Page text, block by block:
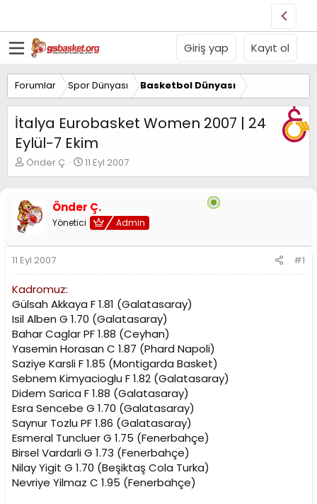
Giriş yap Kayıt ol
Forumlar Spor Dünyası Basketbol Dünyası
İtalya Eurobasket Women 2007 | 24
Eylül-7 Ekim
K
o
u
y
u
a
ş
l
a
t
a
n
Önder Ç.
B
a
a
n
ı
t
r
i
h
i
11 Eyl 2007
Önder Ç.
Yönetici Admin
11 Eyl 2007 #1
Kadromuz:
Gülsah Akkaya F 1.81 (Galatasaray)
Isil Alben G 1.70 (Galatasaray)
Bahar Caglar PF 1.88 (Ceyhan)
Yasemin Horasan C 1.87 (Phard Napoli)
Saziye Karsli F 1.85 (Montigarda Basket)
Sebnem Kimyacioglu F 1.82 (Galatasaray)
Didem Sarica F 1.88 (Galatasaray)
Esra Sencebe G 1.70 (Galatasaray)
Saynur Tozlu PF 1.86 (Galatasaray)
Esmeral Tuncluer G 1.75 (Fenerbahçe)
Birsel Vardarli G 1.73 (Fenerbahçe)
Nilay Yigit G 1.70 (Beşiktaş Cola Turka)
Nevriye Yilmaz C 1.95 (Fenerbahçe)